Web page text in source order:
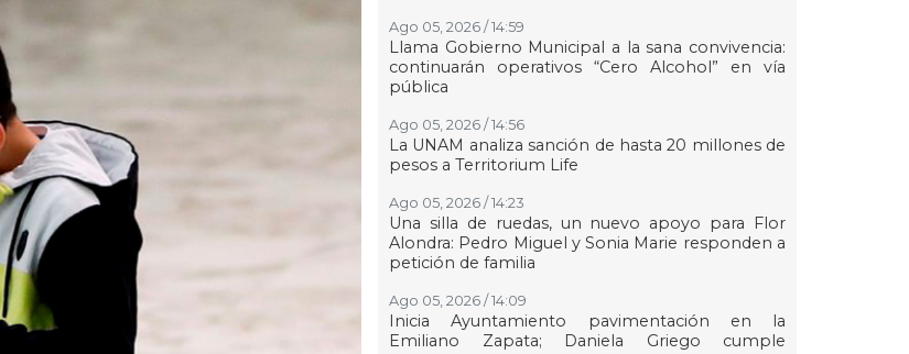
Ago 05, 2026 / 14:59
Llama Gobierno Municipal a la sana convivencia:
continuarán operativos “Cero Alcohol” en vía
pública
Ago 05, 2026 / 14:56
La UNAM analiza sanción de hasta 20 millones de
pesos a Territorium Life
Ago 05, 2026 / 14:23
Una silla de ruedas, un nuevo apoyo para Flor
Alondra: Pedro Miguel y Sonia Marie responden a
petición de familia
Ago 05, 2026 / 14:09
Inicia Ayuntamiento pavimentación en la
Emiliano Zapata; Daniela Griego cumple